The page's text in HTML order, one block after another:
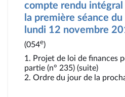
compte rendu intégral
la première séance du
lundi 12 novembre
(054e)
1. Projet de loi de finances
partie (n° 235) (suite)
2. Ordre du jour de la